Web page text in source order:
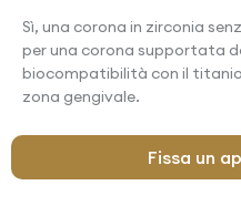
Sì, una corona in zirconia
per una corona supportata
biocompatibilità con il
zona gengivale.
Fissa un